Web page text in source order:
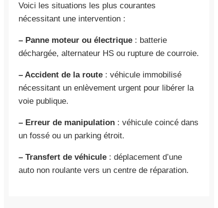
Voici les situations les plus courantes
nécessitant une intervention :
– Panne moteur ou électrique : batterie
déchargée, alternateur HS ou rupture de courroie.
– Accident de la route : véhicule immobilisé
nécessitant un enlèvement urgent pour libérer la
voie publique.
– Erreur de manipulation : véhicule coincé dans
un fossé ou un parking étroit.
– Transfert de véhicule : déplacement d’une
auto non roulante vers un centre de réparation.